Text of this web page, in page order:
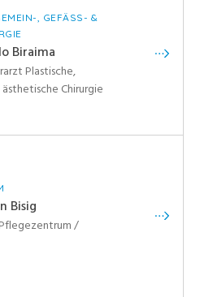
, GEFÄSS- &
Biraima
Plastische,
Chirurgie
Bisig
/